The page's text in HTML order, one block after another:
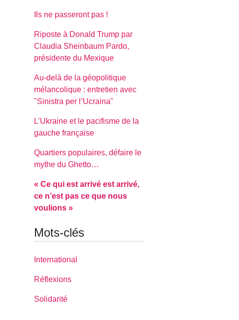
Ils ne passeront pas !
Riposte à Donald Trump par
Claudia Sheinbaum Pardo,
présidente du Mexique
Au-delà de la géopolitique
mélancolique : entretien avec
"Sinistra per l’Ucraina"
L’Ukraine et le pacifisme de la
gauche française
Quartiers populaires, défaire le
mythe du Ghetto…
« Ce qui est arrivé est arrivé,
ce n’est pas ce que nous
voulions »
Mots-clés
International
Réflexions
Solidarité